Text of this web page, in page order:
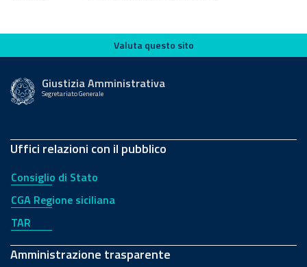
Valuta questo sito
Valuta questo sito
Giustizia Amministrativa
Segretariato Generale
Uffici relazioni con il pubblico
Consiglio di Stato
CGA Regione siciliana
TAR
Amministrazione trasparente